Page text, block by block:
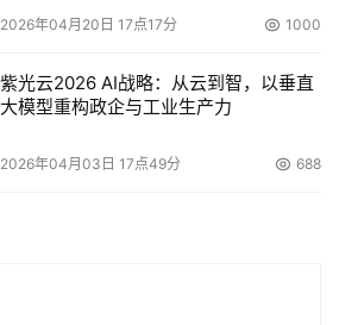
2026年04月20日 17点17分 1000
紫光云2026 AI战略：从云到智，以垂直
大模型重构政企与工业生产力
2026年04月03日 17点49分 688